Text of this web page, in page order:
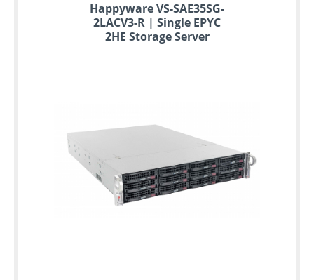
Happyware VS-SAE35SG-
2LACV3-R | Single EPYC
2HE Storage Server